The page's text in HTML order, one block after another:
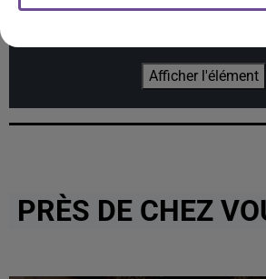
souhaitez l'afficher, merci de nous
Afficher l'élément
PRÈS DE CHEZ